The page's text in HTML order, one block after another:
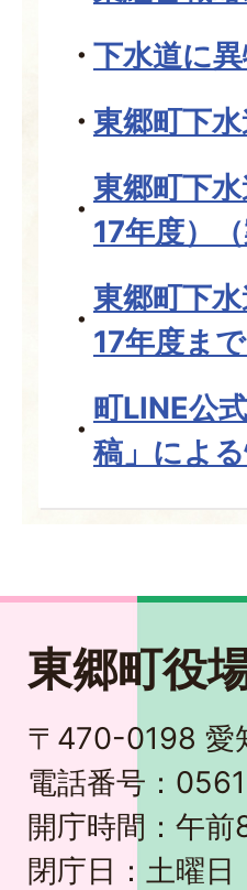
下水道に
東郷町下
東郷町下
17年度）
東郷町下
17年度まで
町LINE公
稿」によ
東郷町役
〒470-0198 愛
電話番号：
開庁時間：午
閉庁日：土曜日